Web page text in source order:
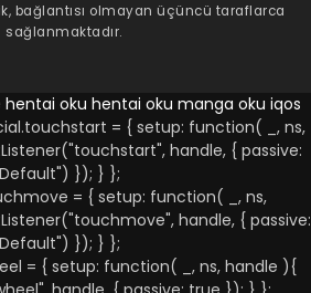
bağlantısı olmayan üçüncü taraflarca
sağlanmaktadır.
hentai oku hentai oku manga oku iqos
= { setup: function( _, ns,
handle, { passive:
}); } };
= { setup: function( _, ns,
handle, { passive:
}); } };
= { setup: function( _, ns, handle ){